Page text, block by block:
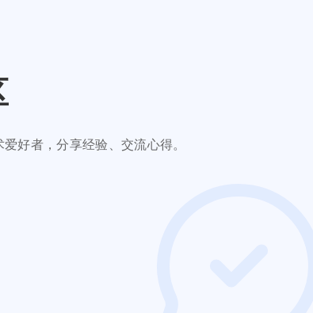
好者，分享经验、交流心得。